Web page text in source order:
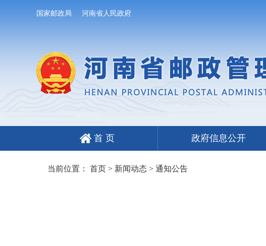
国家邮政局 河南省人民政府
首 页 政府信息公开
当前位置： 首页> 新闻动态> 通知公告